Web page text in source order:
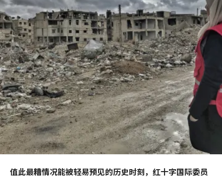
值此最糟情况能被轻易预见的历史时刻，红十字国际委员